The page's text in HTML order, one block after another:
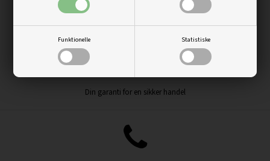
Funktionelle Statistiske
Din garanti for en sikker handel